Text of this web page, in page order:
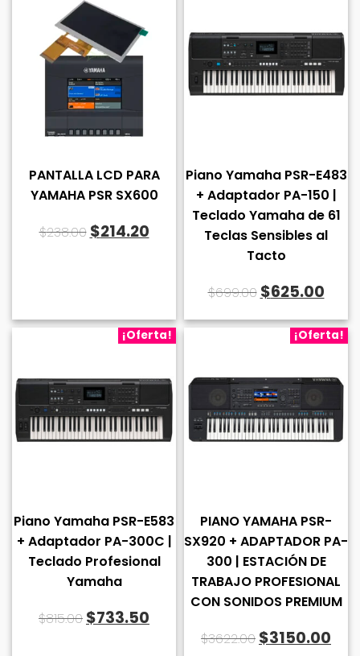
era:
$299.00. $269.10.
$699.99.
PANTALLA LCD PARA
YAMAHA PSR SX600
$238.00 El
$238.00.
$214.20El
$214.20.
Piano Yamaha PSR-E483
+ Adaptador PA-150 |
Teclado Yamaha de 61
Teclas Sensibles al
Tacto
$699.00 El
precio
original
$699.00.
$625.00El
¡Oferta!
Piano Yamaha PSR-E583
+ Adaptador PA-300C |
Teclado Profesional
Yamaha
$815.00 El
$733.50
¡Oferta!
PIANO YAMAHA PSR-
SX920 + ADAPTADOR PA-
300 | ESTACIÓN DE
TRABAJO PROFESIONAL
CON SONIDOS PREMIUM
$3622.00 El
$3150.00